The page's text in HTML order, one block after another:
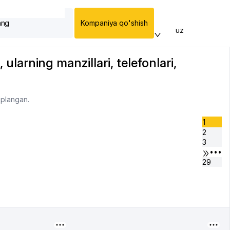
Kompaniya qo'shish
uz
ularning manzillari, telefonlari,
1
2
3
•••
29